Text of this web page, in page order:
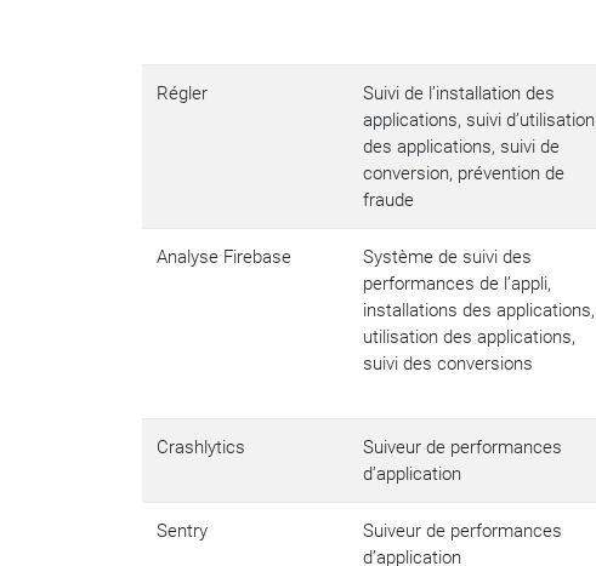
Régler
Suivi de l’installation des
applications, suivi d’utilisation
des applications, suivi de
conversion, prévention de
fraude
Analyse Firebase
Système de suivi des
performances de l’appli,
installations des applications,
utilisation des applications,
suivi des conversions
Crashlytics
Suiveur de performances
d’application
Sentry
Suiveur de performances
d’application